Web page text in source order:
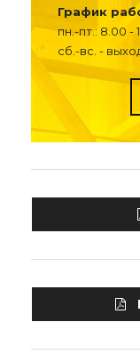
График
пн.-пт.: 8.00 -
сб.-вс. -